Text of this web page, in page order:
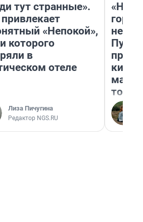
тут странные».
«Непокой»,
которого
в
отеле
Лиза Пичугина
Редактор NGS.RU
«Нет
того